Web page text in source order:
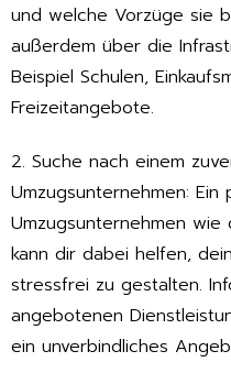
und welche Vorzüge sie
außerdem über die
Beispiel Schulen,
Freizeitangebote.
2. Suche nach einem
Umzugsunternehmen: Ein
Umzugsunternehmen
kann dir dabei helfen,
stressfrei zu gestalten.
angebotenen
ein unverbindliches